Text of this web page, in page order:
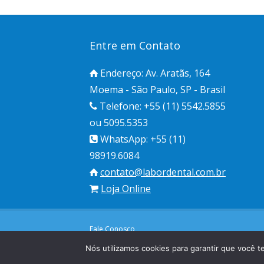
Entre em Contato
Endereço: Av. Aratãs, 164
Moema - São Paulo, SP - Brasil
Telefone: +55 (11) 5542.5855
ou 5095.5353
WhatsApp: +55 (11)
98919.6084
contato@labordental.com.br
Loja Online
Fale Conosco
Web Design:
Nós utilizamos cookies para garantir que você